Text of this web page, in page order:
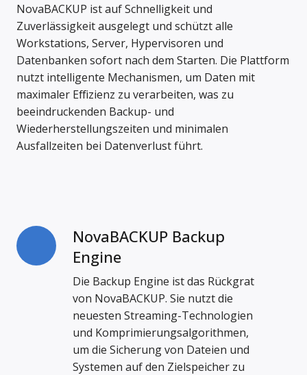
NovaBACKUP ist auf Schnelligkeit und
Zuverlässigkeit ausgelegt und schützt alle
Workstations, Server, Hypervisoren und
Datenbanken sofort nach dem Starten. Die Plattform
nutzt intelligente Mechanismen, um Daten mit
maximaler Effizienz zu verarbeiten, was zu
beeindruckenden Backup- und
Wiederherstellungszeiten und minimalen
Ausfallzeiten bei Datenverlust führt.
NovaBACKUP Backup
Engine
Die Backup Engine ist das Rückgrat
von NovaBACKUP. Sie nutzt die
neuesten Streaming-Technologien
und Komprimierungsalgorithmen,
um die Sicherung von Dateien und
Systemen auf den Zielspeicher zu
NovaBACKUP
Backup
Engine